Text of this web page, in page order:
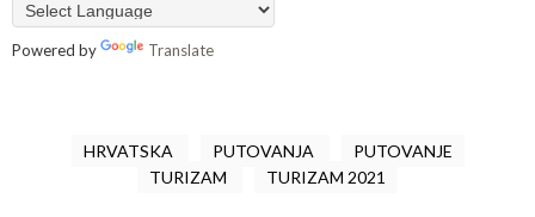
Powered by Translate
HRVATSKA PUTOVANJA
PUTOVANJE
TURIZAM
TURIZAM 2021